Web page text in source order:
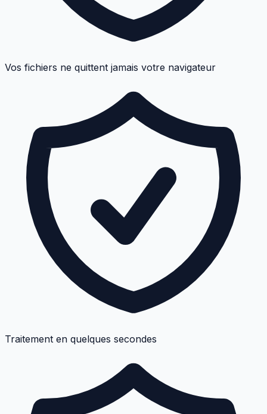
Vos fichiers ne quittent jamais votre navigateur
Traitement en quelques secondes